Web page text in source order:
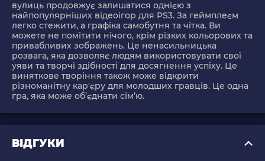
вулиць продовжує залишатися однією з
найпопулярніших відеоігор для PS3. За геймплеєм
легко стежити, а графіка самобутня та чітка. Ви
можете не помітити нічого, крім різких кольорових та
привабливих зображень. Це ненасильницька
розвага, яка дозволяє людям використовувати свої
уяви та творчі здібності для досягнення успіху. Це
виняткове творіння також може відкрити
різноманітну кар'єру для молодших гравців. Це одна
гра, яка може об’єднати сім’ю.
ВІДГУКИ